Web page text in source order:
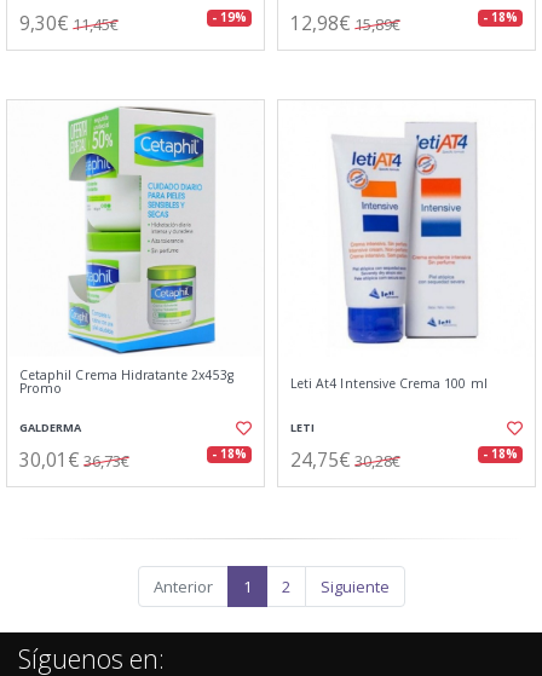
9,30€ 11,45€ - 19% 12,98€ 15,89€ - 18%
Cetaphil Crema Hidratante 2x453g
Promo
GALDERMA
30,01€ 36,73€ - 18%
Leti At4 Intensive Crema 100 ml
LETI
24,75€ 30,28€ - 18%
Anterior 1 2 Siguiente
Síguenos en: